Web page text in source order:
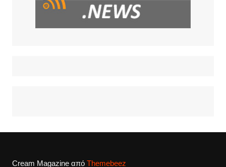
Cream Magazine από Themebeez